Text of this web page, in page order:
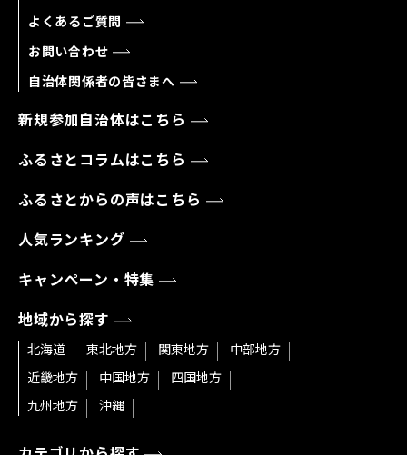
よくあるご質問
お問い合わせ
自治体関係者の皆さまへ
新規参加自治体はこちら
ふるさとコラムはこちら
ふるさとからの声はこちら
人気ランキング
キャンペーン・特集
地域から探す
北海道 東北地方 関東地方
中部地方
近畿地方
中国地方
四国地方
九州地方
沖縄